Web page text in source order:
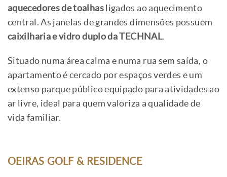
aquecedores de toalhasligados ao aquecimento
central. As janelas de grandes dimensões possuem
caixilharia e vidro duplo da TECHNAL.
Situado numa área calma e numa rua sem saída, o
apartamento é cercado por espaços verdes e um
extenso parque público equipado para atividades ao
ar livre, ideal para quem valoriza a qualidade de
vida familiar.
OEIRAS GOLF & RESIDENCE